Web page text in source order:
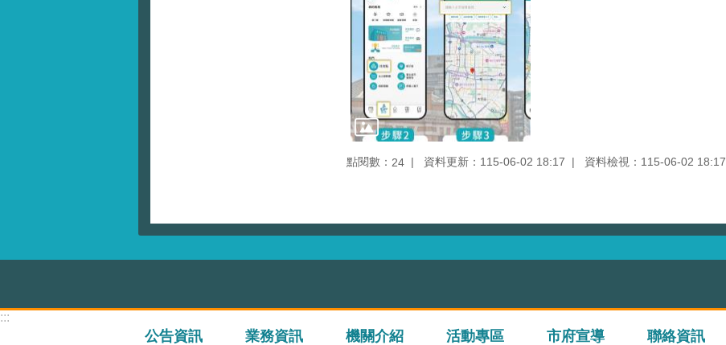
點閱數： 24 資料更新：115-06-02 18:17 資料檢視：115-06-02 18:17
:::
公告資訊 業務資訊 機關介紹 活動專區 市府宣導 聯絡資訊